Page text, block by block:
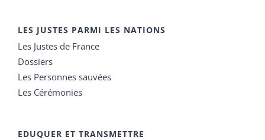
LES JUSTES PARMI LES NATIONS
Les Justes de France
Dossiers
Les Personnes sauvées
Les Cérémonies
EDUQUER ET TRANSMETTRE